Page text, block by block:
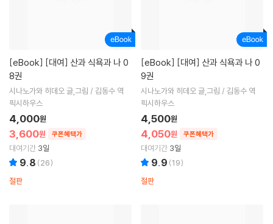
[eBook]
8권
시나노가와 히데오 글,그림 / 김동수 역
픽시하우스
3,600원 쿠폰혜택가
4,000원
대여기간 3일
9.8 (26)
절판
[eBook]
9권
시나노가와 히데오 글,그림 / 김동수 역
픽시하우스
4,050원 쿠폰혜택가
4,500원
대여기간 3일
9.9 (19)
절판